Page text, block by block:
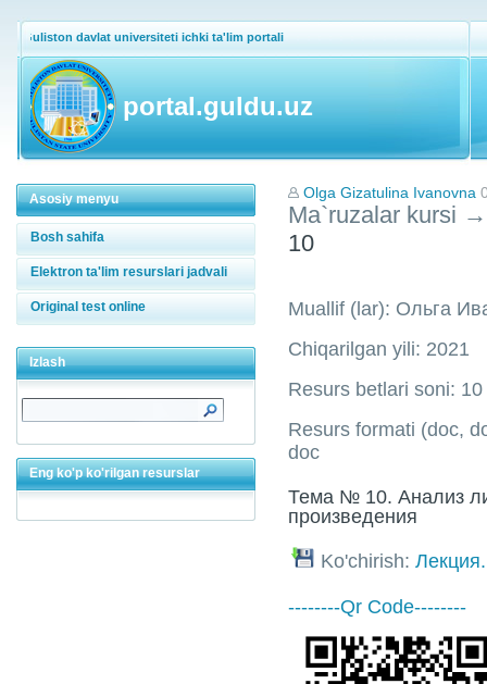
Guliston davlat universiteti ichki ta'lim portali
portal.guldu.uz
Asosiy menyu
Bosh sahifa
Elektron ta'lim resurslari jadvali
Original test online
Izlash
Eng ko'p ko'rilgan resurslar
Olga Gizatulina Ivanovna
Ma`ruzalar kursi →
10
Muallif (lar): Ольга
Chiqarilgan yili: 2021
Resurs betlari soni: 10
Resurs formati (doc,
doc
Тема № 10. Анализ
произведения
Ko'chirish:
--------Qr Code--------